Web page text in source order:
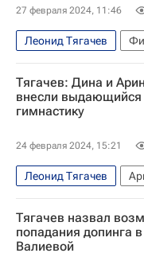
27 февраля 2024, 11:46
Леонид Тягачев
Вокруг спорта
Спортивный
Камила Валиева
Тягачев: Дина и
внесли выдающийся
гимнастику
24 февраля 2024, 15:21
Леонид Тягачев
Ирина Винер
Олимпийский комитет
Тягачев назвал
попадания допинга
Валиевой